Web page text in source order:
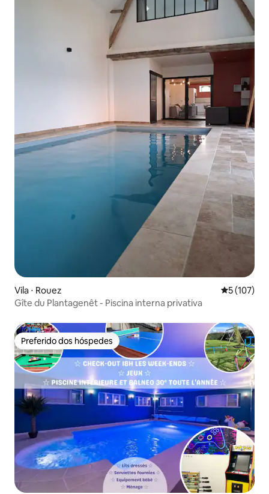
Vila ⋅ Rouez 5 de uma
5 (107)
Gîte du Plantagenêt - Piscina interna privativa
Preferido dos hóspedes
Preferido dos hóspedes